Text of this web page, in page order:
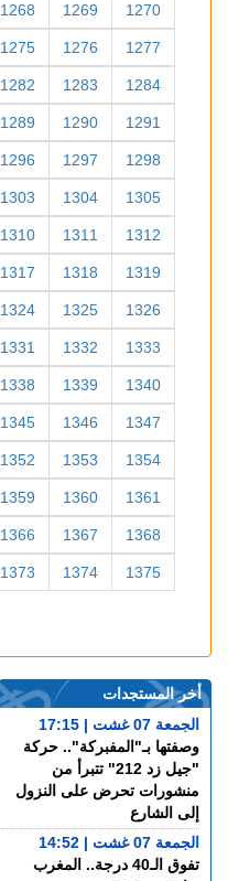
1268 1269 1270
1275 1276 1277
1282 1283 1284
1289 1290 1291
1296 1297 1298
1303 1304 1305
1310 1311 1312
1317 1318 1319
1324 1325 1326
1331 1332 1333
1338 1339 1340
1345 1346 1347
1352 1353 1354
1359 1360 1361
1366 1367 1368
1373 1374 1375
أخر المستجدات
الجمعة 07 غشت | 17:15
وصفتها بـ"المفبركة".. حركة
"جيل زد 212" تتبرأ من
منشورات تحرض على النزول
إلى الشارع
الجمعة 07 غشت | 14:52
تفوق الـ40 درجة.. المغرب